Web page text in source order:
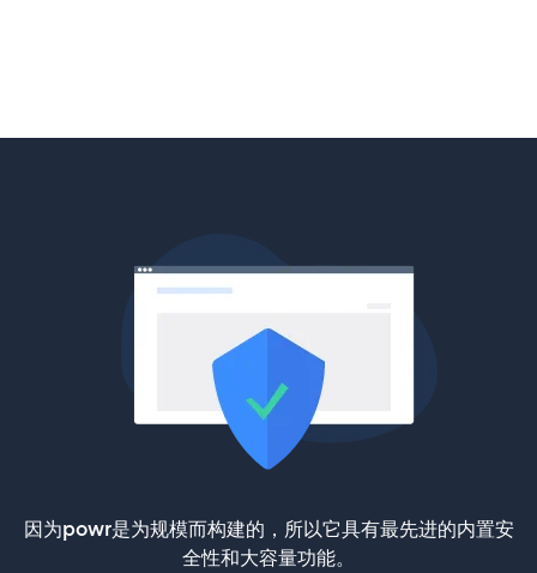
因为powr是为规模而构建的，所以它具有最先进的内置安
全性和大容量功能。